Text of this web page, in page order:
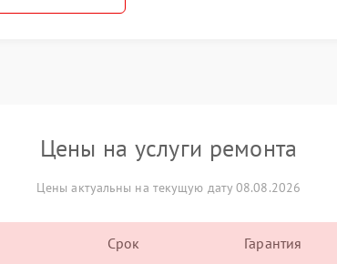
Цены на услуги ремонта
Цены актуальны на текущую дату 08.08.2026
Срок Гарантия